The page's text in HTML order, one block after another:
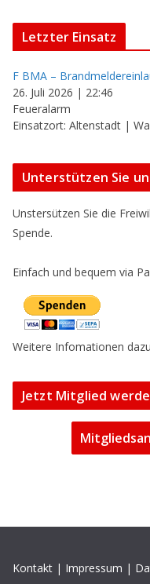
Letzter Einsatz
F BMA –
26. Juli 2026 | 22:46
Feueralarm
Einsatzort: Altenstadt |
Unterstützen Sie
Unstersützen Sie die
Spende.
Einfach und bequem via
Weitere Infomationen
Jetzt Mitglied
Kontakt | Impressum |